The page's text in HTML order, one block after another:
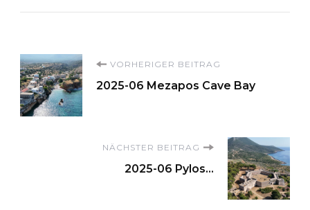
Beitragsnavigation
VORHERIGER BEITRAG
2025-06 Mezapos Cave Bay
NÄCHSTER BEITRAG
2025-06 Pylos…